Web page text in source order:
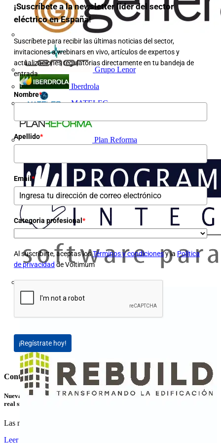
Grupo Lenor
Iberdrola
MATELEC
Plan Reforma
¡Suscríbete a la newsletter líder del sector
eléctrico en España!
Suscríbete para recibir las últimas noticias del sector,
invitaciones a webinars en vivo, artículos de expertos y
actualizaciones regulatorias directamente en tu bandeja de
entrada.
Nombre*
Apellido*
Email*
Categoria profesional *
Al suscribirte, aceptas losTérminos y condicionesy la Política
de privacidad de Voltimum
¡Regístrate hoy!
Contenidos relacionados
Nuevas variantes para la transmisión de energía y datos Ethernet en tiempo
real sin contacto
Las nuevas variantes de los acopladores NearFi de...
Leer más